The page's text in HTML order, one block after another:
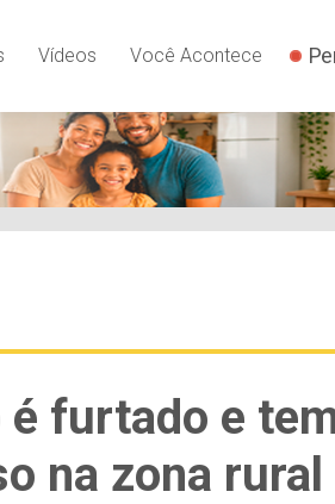
Vídeos Você Acontece
furtado e
na zona rural